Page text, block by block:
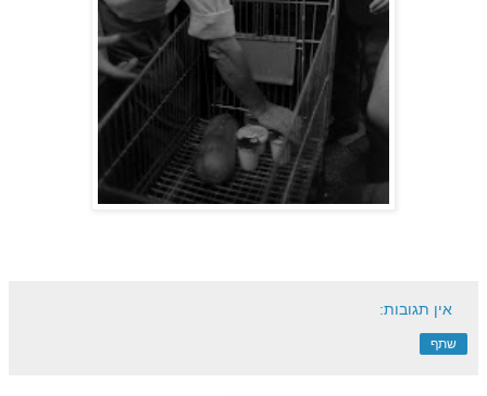
אין תגובות:
שתף